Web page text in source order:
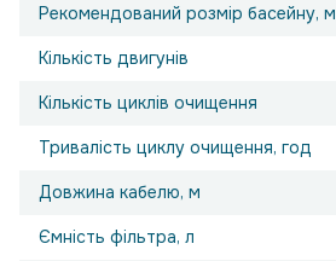
Рекомендований розмір басейну, м
Кількість двигунів
Кількість циклів очищення
Тривалість циклу очищення, год
Довжина кабелю, м
Ємність фільтра, л